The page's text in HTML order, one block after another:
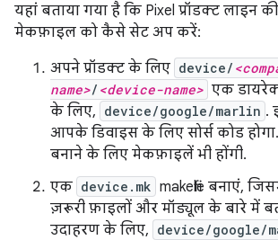
यहां बताया गया है कि Pixel प्रॉडक्ट लाइन
मेकफ़ाइल को कैसे सेट अप करें:
अपने प्रॉडक्ट के लिए device/
name>/ <device-name> एक
के लिए, device/google/marlin .
आपके डिवाइस के लिए सोर्स कोड होगा.
बनाने के लिए मेकफ़ाइलें भी होंगी.
एक device.mk makefile बनाएं,
ज़रूरी फ़ाइलों और मॉड्यूल के बारे में
उदाहरण के लिए, device/google/